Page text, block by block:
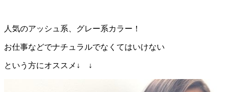
人気のアッシュ系、グレー系カラー！
お仕事などでナチュラルでなくてはいけない
という方にオススメ↓ ↓